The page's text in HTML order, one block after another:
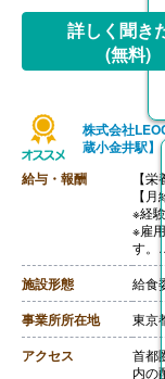
【昇
【退
詳しく聞き
(無料)
株式会社
蔵小金井駅】
給与・報酬
【
【
※経
※雇
す。
※モ
・管
年
・調
年収
ご面
【賞
施設形態 給食
事業所所在地 東京
アクセス
首都
内の